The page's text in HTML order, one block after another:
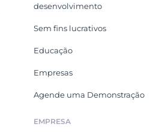
desenvolvimento
Sem fins lucrativos
Educação
Empresas
Agende uma Demonstração
EMPRESA